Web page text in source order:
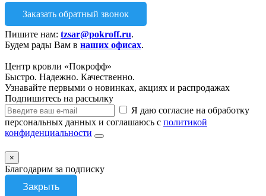
Заказать обратный звонок
Пишите нам: tzsar@pokroff.ru.
Будем рады Вам в наших офисах.
Центр кровли «Покрофф»
Быстро. Надежно. Качественно.
Узнавайте первыми о новинках, акциях и распродажах
Подпишитесь на рассылку
Я даю согласие на обработку
персональных данных и соглашаюсь с политикой
конфиденциальности
×
Благодарим за подписку
Закрыть